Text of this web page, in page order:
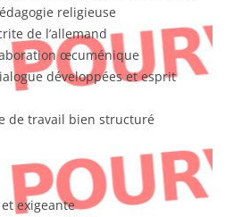
religieuse
de l’allemand
œcuménique
développées et esprit
de travail bien structuré
exigeante